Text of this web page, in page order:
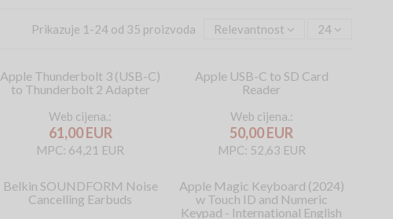
Prikazuje 1-24 od 35 proizvoda Relevantnost 24
Apple Thunderbolt 3 (USB-C)
to Thunderbolt 2 Adapter
Web cijena.:
61,00 EUR
MPC: 64,21 EUR
Apple USB-C to SD Card
Reader
Web cijena.:
50,00 EUR
MPC: 52,63 EUR
Belkin SOUNDFORM Noise
Cancelling Earbuds
Apple Magic Keyboard (2024)
w Touch ID and Numeric
Keypad - International English